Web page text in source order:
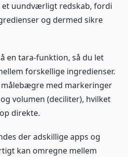
uundværligt redskab, fordi
og dermed sikre
en tara-funktion, så du let
forskellige ingredienser.
med markeringer
volumen (deciliter), hvilket
direkte.
der adskillige apps og
kan omregne mellem